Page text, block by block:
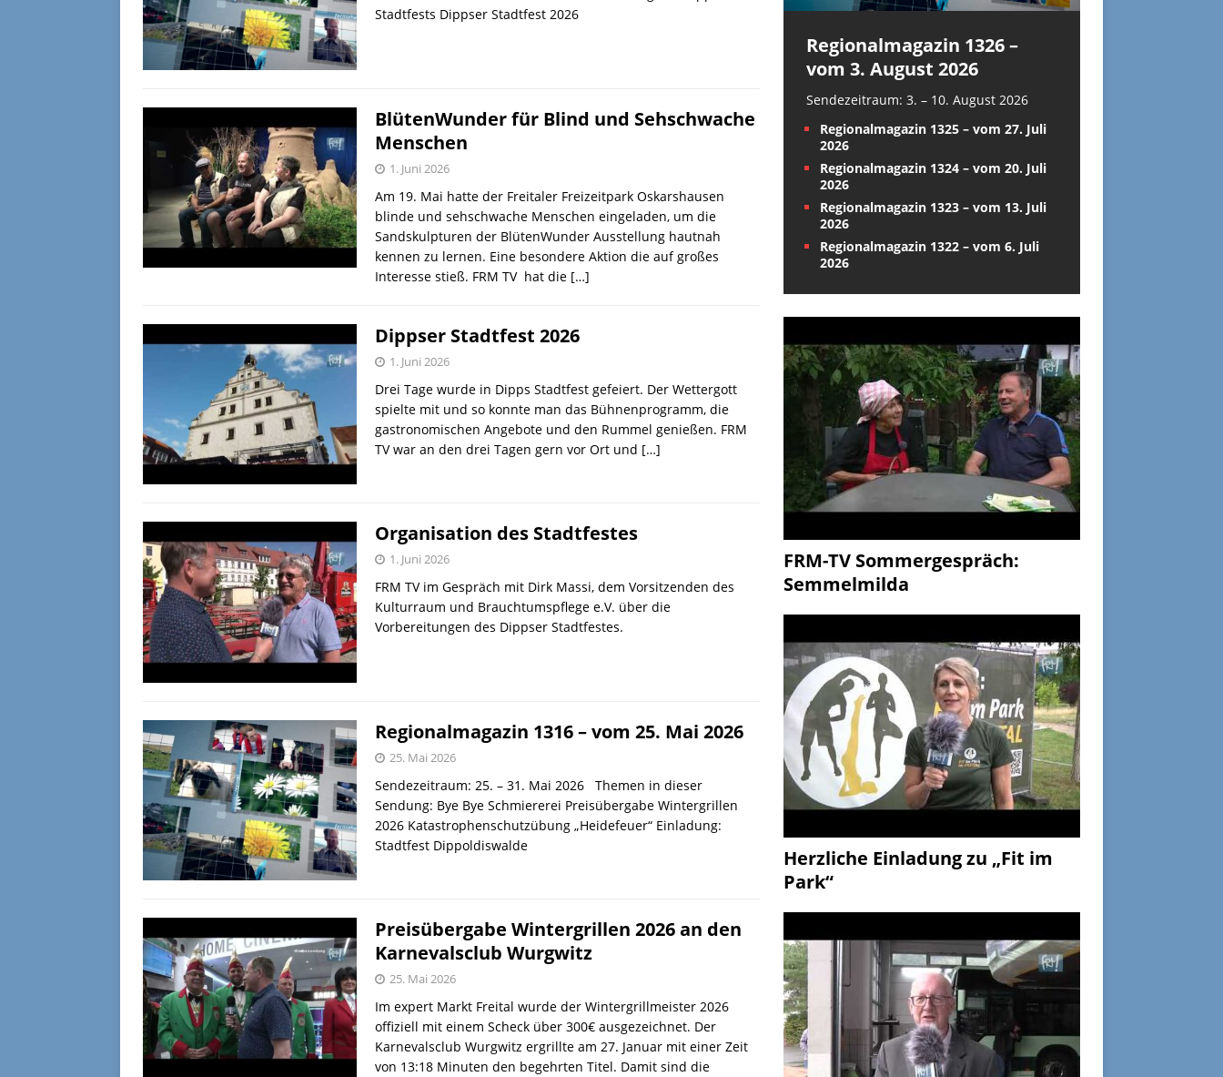
Stadtfests Dippser Stadtfest 2026
BlütenWunder für Blind und Sehschwache
Menschen
1. Juni 2026
Am 19. Mai hatte der Freitaler Freizeitpark Oskarshausen
blinde und sehschwache Menschen eingeladen, um die
Sandskulpturen der BlütenWunder Ausstellung hautnah
kennen zu lernen. Eine besondere Aktion die auf großes
Interesse stieß. FRM TV hat die […]
Dippser Stadtfest 2026
1. Juni 2026
Drei Tage wurde in Dipps Stadtfest gefeiert. Der Wettergott
spielte mit und so konnte man das Bühnenprogramm, die
gastronomischen Angebote und den Rummel genießen. FRM
TV war an den drei Tagen gern vor Ort und […]
Organisation des Stadtfestes
1. Juni 2026
FRM TV im Gespräch mit Dirk Massi, dem Vorsitzenden des
Kulturraum und Brauchtumspflege e.V. über die
Vorbereitungen des Dippser Stadtfestes.
Regionalmagazin 1316 – vom 25. Mai 2026
25. Mai 2026
Sendezeitraum: 25. – 31. Mai 2026 Themen in dieser
Sendung: Bye Bye Schmiererei Preisübergabe Wintergrillen
2026 Katastrophenschutzübung „Heidefeuer“ Einladung:
Stadtfest Dippoldiswalde
Preisübergabe Wintergrillen 2026 an den
Karnevalsclub Wurgwitz
25. Mai 2026
Im expert Markt Freital wurde der Wintergrillmeister 2026
offiziell mit einem Scheck über 300€ ausgezeichnet. Der
Karnevalsclub Wurgwitz ergrillte am 27. Januar mit einer Zeit
von 13:18 Minuten den begehrten Titel. Damit sind die
Regionalmagazin 1326 –
vom 3. August 2026
Sendezeitraum: 3. – 10. August 2026
Regionalmagazin 1325 – vom 27. Juli
2026
Regionalmagazin 1324 – vom 20. Juli
2026
Regionalmagazin 1323 – vom 13. Juli
2026
Regionalmagazin 1322 – vom 6. Juli
2026
FRM-TV Sommergespräch:
Semmelmilda
Herzliche Einladung zu „Fit im
Park“